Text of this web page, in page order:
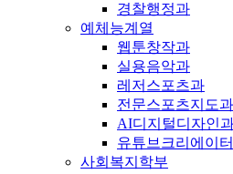
경찰행정과
예체능계열
웹툰창작과
실용음악과
레저스포츠과
전문스포츠지도과
AI디지털디자인
유튜브크리에이
사회복지학부